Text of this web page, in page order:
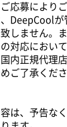
応募により
DeepCool
しません。
対応におい
内正規代理
ご了承くださ
は、予告な